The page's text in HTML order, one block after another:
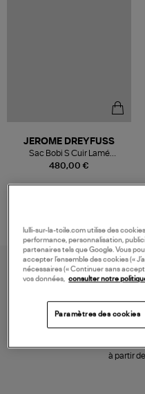
480,00 €
JEROME DREYFUSS
Sac Bobi S Cuir Lamé
Champagne
à partir
lulli-sur-la-toile.com utilise des
performance, personnalisation,
partenaires tels que Google. Vous
accepter l’ensemble des cookies («
nécessaires (« Continuer sans
vos données, consulter notre
Paramètres des cookies